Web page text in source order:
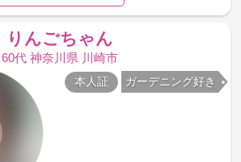
りんごちゃん
60代 神奈川県 川崎市
本人証 ガーデニング好き